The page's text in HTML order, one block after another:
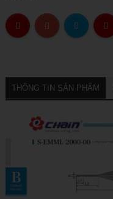
THÔNG TIN SẢN PHẨM